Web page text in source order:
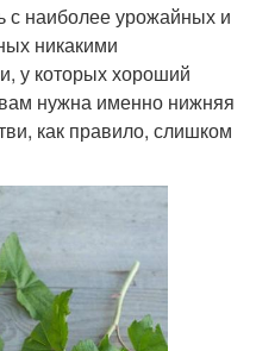
с наиболее урожайных и
никакими
у которых хороший
нужна именно нижняя
как правило, слишком